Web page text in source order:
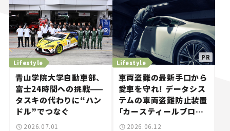
Lifestyle
青山学院大学自動車部、
富士24時間への挑戦——
タスキの代わりに“ハン
ドル”でつなぐ
2026.07.01
Lifestyle
車両盗難の最新手口から
愛車を守れ！ データシス
テムの車両盗難防止装置
「カースティールブロッ
カーSOS820」は“ゲー
2026.06.12